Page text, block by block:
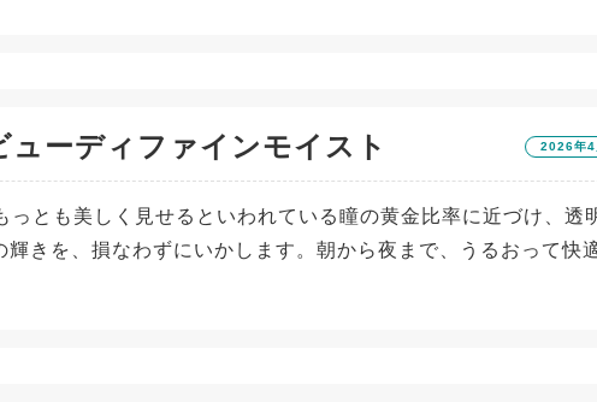
ューディファインモイスト 2026年4
とも美しく見せるといわれている瞳の黄金比率に近づけ、透
きを、損なわずにいかします。朝から夜まで、うるおって快